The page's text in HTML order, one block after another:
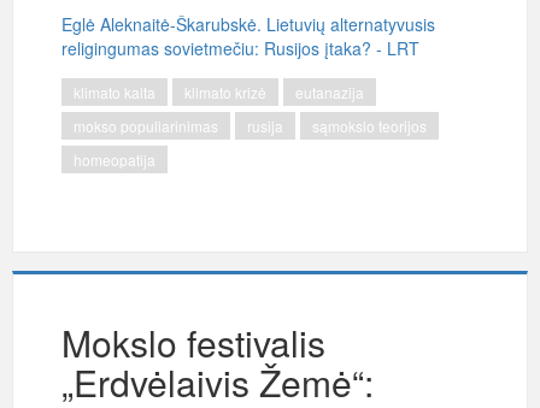
Eglė Aleknaitė-Škarubskė. Lietuvių alternatyvusis
religingumas sovietmečiu: Rusijos įtaka? - LRT
klimato kaita klimato krizė
eutanazija
mokso populiarinimas
rusija
sąmokslo teorijos
homeopatija
Mokslo festivalis
„Erdvėlaivis Žemė“: